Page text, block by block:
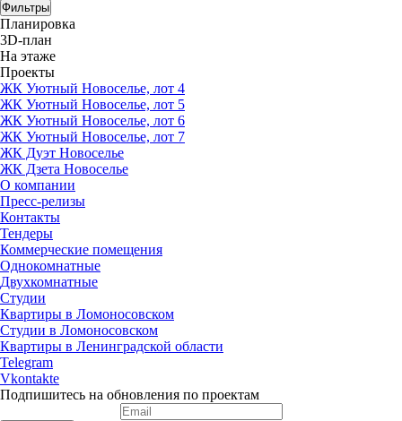
Фильтры
Планировка
3D-план
На этаже
Проекты
ЖК Уютный Новоселье, лот 4
ЖК Уютный Новоселье, лот 5
ЖК Уютный Новоселье, лот 6
ЖК Уютный Новоселье, лот 7
ЖК Дуэт Новоселье
ЖК Дзета Новоселье
О компании
Пресс-релизы
Контакты
Тендеры
Коммерческие помещения
Однокомнатные
Двухкомнатные
Студии
Квартиры в Ломоносовском
Студии в Ломоносовском
Квартиры в Ленинградской области
Telegram
Vkontakte
Подпишитесь на обновления по проектам